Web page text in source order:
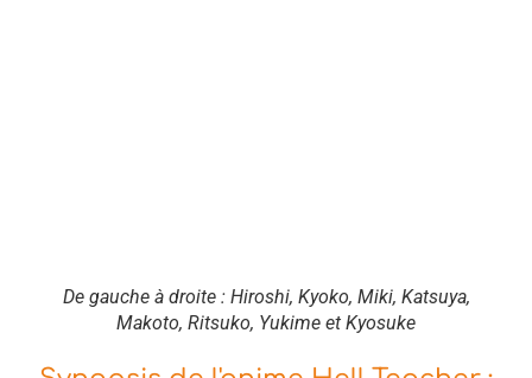
De gauche à droite : Hiroshi, Kyoko, Miki, Katsuya,
Makoto, Ritsuko, Yukime et Kyosuke